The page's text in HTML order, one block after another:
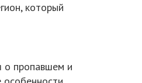
который
о пропавшем и